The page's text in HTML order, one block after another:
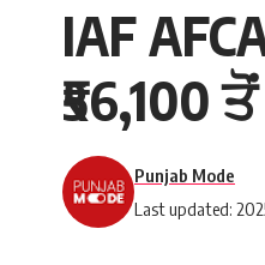
IAF
₹56,100
Last updated:
Punjab Mode